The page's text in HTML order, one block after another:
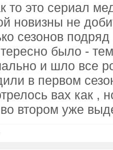
то это сериал
новизны не
сезонов
было -
и шло все
в первом
вах как ,
втором уже